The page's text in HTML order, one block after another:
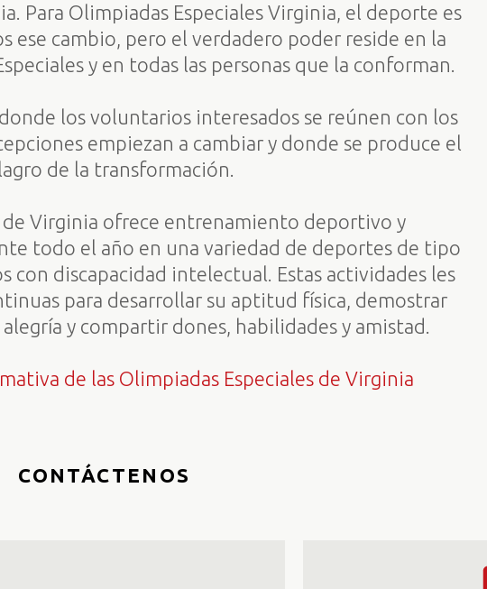
Para Olimpiadas Especiales Virginia, el deporte es
ese cambio, pero el verdadero poder reside en la
y en todas las personas que la conforman.
los voluntarios interesados se reúnen con los
empiezan a cambiar y donde se produce el
de la transformación.
de Virginia ofrece entrenamiento deportivo y
todo el año en una variedad de deportes de tipo
con discapacidad intelectual. Estas actividades les
para desarrollar su aptitud física, demostrar
y compartir dones, habilidades y amistad.
de las Olimpiadas Especiales de Virginia
CONTÁCTENOS